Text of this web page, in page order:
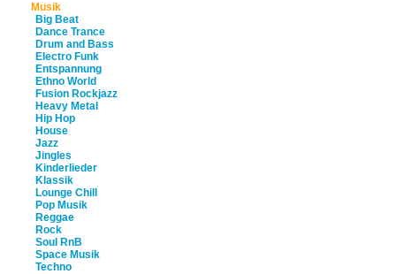
Musik
Big Beat
Dance Trance
Drum and Bass
Electro Funk
Entspannung
Ethno World
Fusion Rockjazz
Heavy Metal
Hip Hop
House
Jazz
Jingles
Kinderlieder
Klassik
Lounge Chill
Pop Musik
Reggae
Rock
Soul RnB
Space Musik
Techno